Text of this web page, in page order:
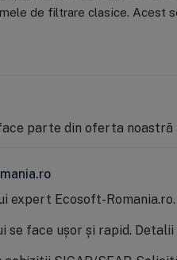
de filtrare clasice. Acest
parte din oferta
expert Ecosoft-Romania.ro.
se face ușor și rapid.